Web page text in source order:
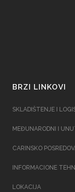
BRZI LINKOVI
SKLADIŠTENJE I
MEĐUNARODNI I
CARINSKO
INFORMACIONE
LOKACIJA